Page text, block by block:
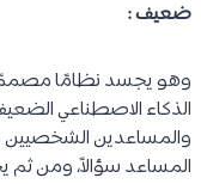
ضعيف :
وهو يجسد نظامًا
الذكاء الاصطناعي
المساعد سؤالاً، ومن ثم